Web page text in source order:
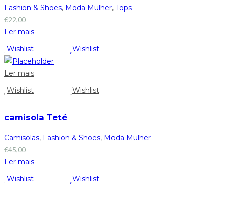
Fashion & Shoes, Moda Mulher, Tops
€22,00
Ler mais
Wishlist
Wishlist
Ler mais
Wishlist
Wishlist
camisola Teté
Camisolas, Fashion & Shoes, Moda Mulher
€45,00
Ler mais
Wishlist
Wishlist